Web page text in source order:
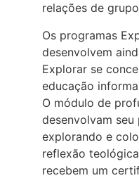
relações de
Os programas
desenvolvem
Explorar se
educação
O módulo de
desenvolvam seu
explorando e
reflexão
recebem um